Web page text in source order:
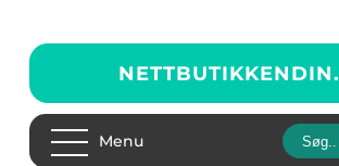
NETTBUTIKKENDIN.
Menu